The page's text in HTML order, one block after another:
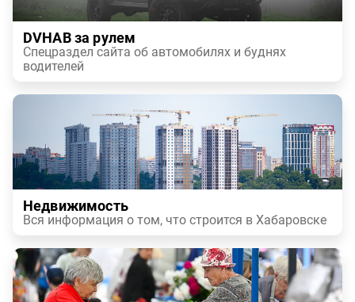
DVHAB за рулем
Спецраздел сайта об автомобилях и буднях
водителей
Недвижимость
Вся информация о том, что строится в Хабаровске